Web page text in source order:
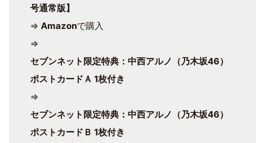
号通常版】
⇒ Amazonで購入
⇒
セブンネット限定特典：中西アルノ（乃木坂46）
ポストカードＡ 1枚付き
⇒
セブンネット限定特典：中西アルノ（乃木坂46）
ポストカードＢ 1枚付き